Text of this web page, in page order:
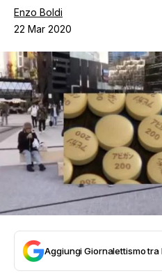
Enzo Boldi
22 Mar 2020
Aggiungi Giornalettismo